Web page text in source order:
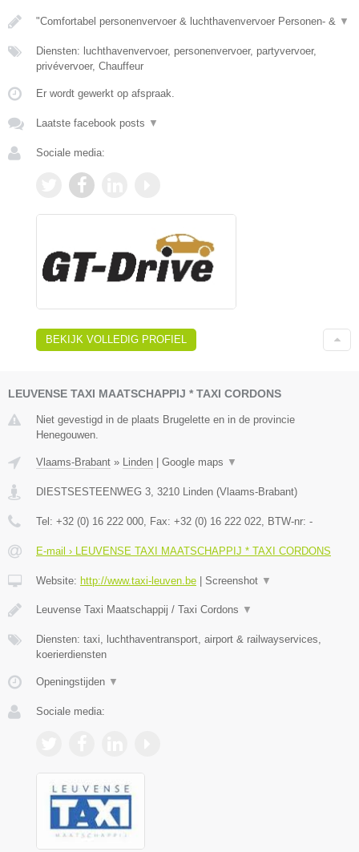
"Comfortabel personenvervoer & luchthavenvervoer Personen- & ▼
Diensten: luchthavenvervoer, personenvervoer, partyvervoer,
privévervoer, Chauffeur
Er wordt gewerkt op afspraak.
Laatste facebook posts ▼
Sociale media:
BEKIJK VOLLEDIG PROFIEL
LEUVENSE TAXI MAATSCHAPPIJ * TAXI CORDONS
Niet gevestigd in de plaats Brugelette en in de provincie
Henegouwen.
Vlaams-Brabant » Linden Google maps ▼
DIESTSESTEENWEG 3, 3210 Linden (Vlaams-Brabant)
Tel: +32 (0) 16 222 000, Fax: +32 (0) 16 222 022, BTW-nr: -
E-mail › LEUVENSE TAXI MAATSCHAPPIJ * TAXI CORDONS
Website: http://www.taxi-leuven.be Screenshot ▼
Leuvense Taxi Maatschappij / Taxi Cordons ▼
Diensten: taxi, luchthaventransport, airport & railwayservices,
koerierdiensten
Openingstijden ▼
Sociale media: